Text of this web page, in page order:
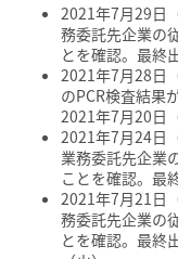
2021年7月29日
務委託先企業の
とを確認。最終
2021年7月28日
のPCR検査結果
2021年7月20日
2021年7月24日
業務委託先企業
ことを確認。最
2021年7月21日
務委託先企業の
とを確認。最終